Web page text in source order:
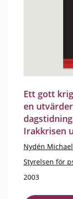
Ett gott
en
Irakkrisen
Nydén Michael
Styrelsen för
2003